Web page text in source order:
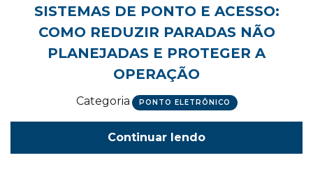
SISTEMAS DE PONTO E ACESSO:
COMO REDUZIR PARADAS NÃO
PLANEJADAS E PROTEGER A
OPERAÇÃO
Categoria PONTO ELETRÔNICO
Continuar lendo